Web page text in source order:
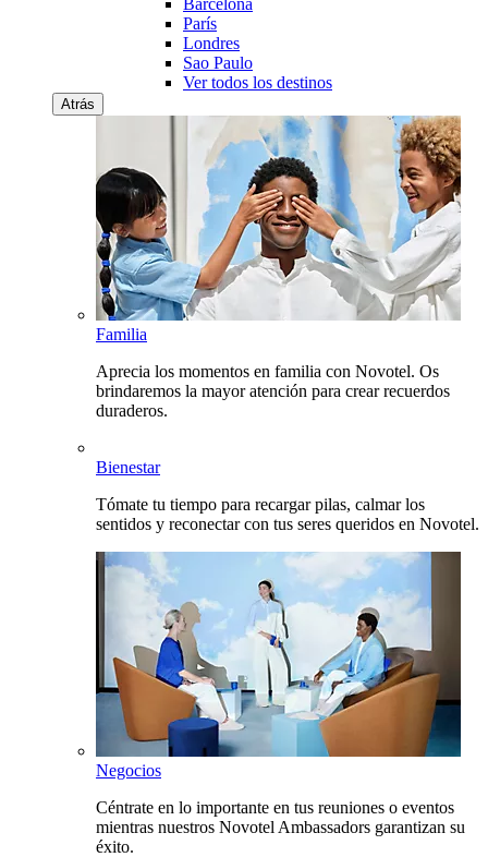
Barcelona
París
Londres
Sao Paulo
Ver todos los destinos
Atrás
Familia
Aprecia los momentos en familia con Novotel. Os
brindaremos la mayor atención para crear recuerdos
duraderos.
Bienestar
Tómate tu tiempo para recargar pilas, calmar los
sentidos y reconectar con tus seres queridos en Novotel.
Negocios
Céntrate en lo importante en tus reuniones o eventos
mientras nuestros Novotel Ambassadors garantizan su
éxito.